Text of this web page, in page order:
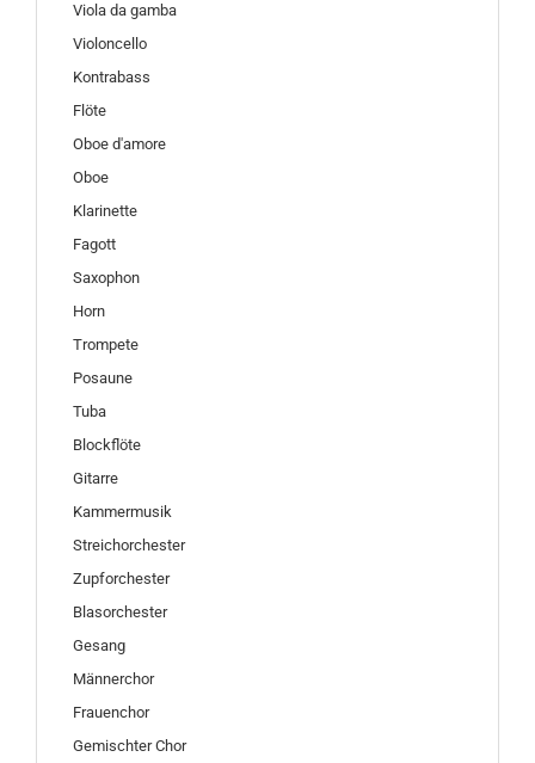
Viola da gamba
Violoncello
Kontrabass
Flöte
Oboe d'amore
Oboe
Klarinette
Fagott
Saxophon
Horn
Trompete
Posaune
Tuba
Blockflöte
Gitarre
Kammermusik
Streichorchester
Zupforchester
Blasorchester
Gesang
Männerchor
Frauenchor
Gemischter Chor